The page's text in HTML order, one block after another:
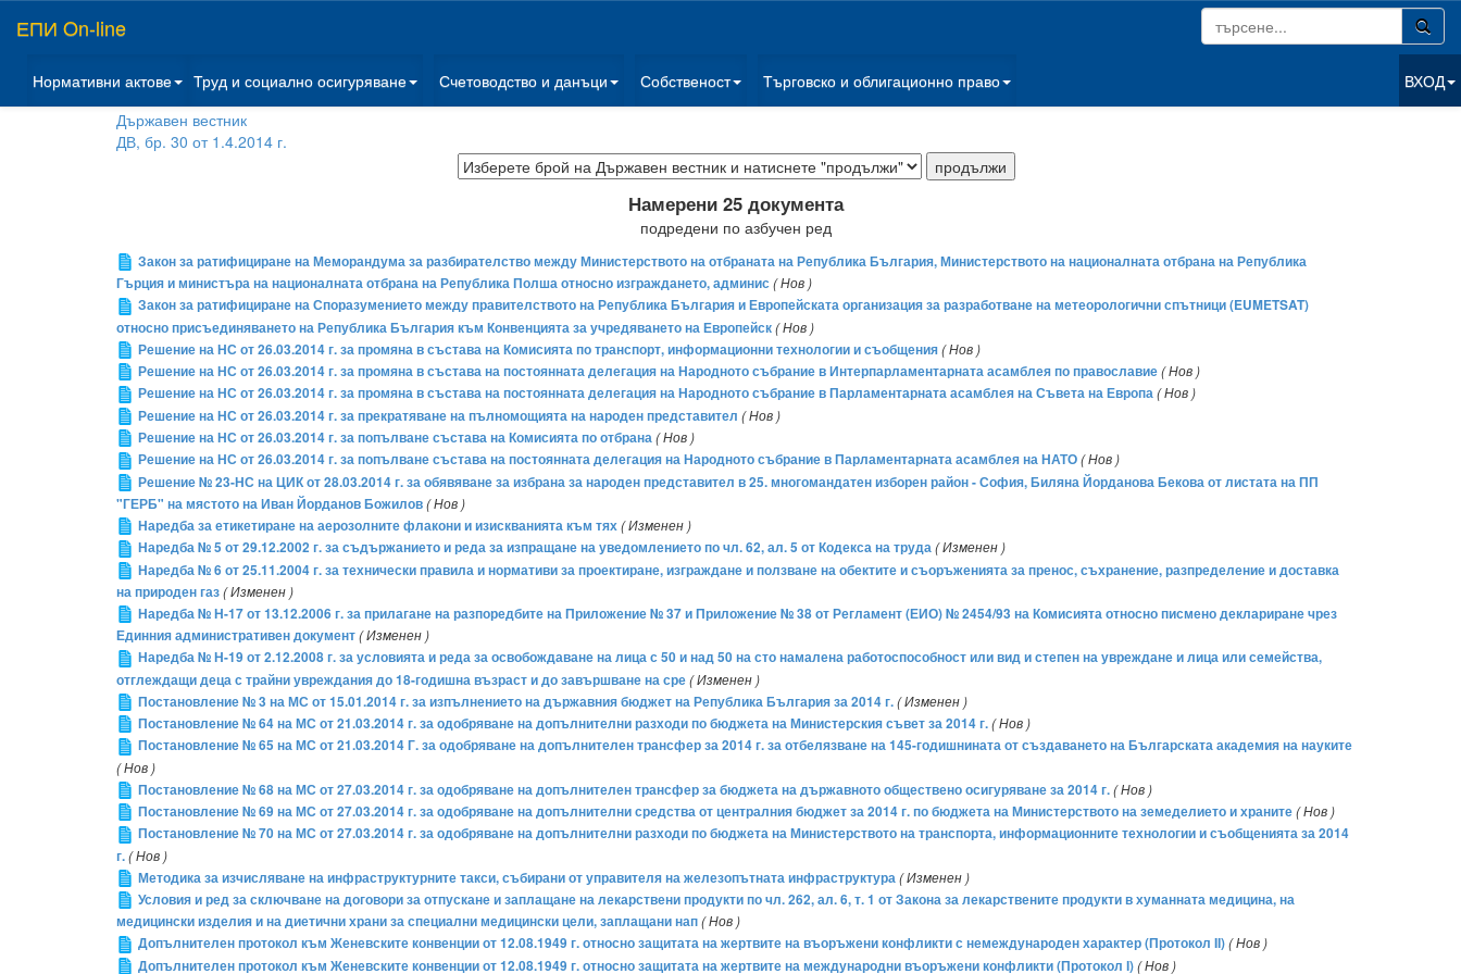
ЕПИ On-line
Нормативни актове Труд и социално осигуряване Счетоводство и данъци Собственост Търговско и облигационно право
ВХОД
Държавен вестник
ДВ, бр. 30 от 1.4.2014 г.
Намерени 25 документа
подредени по азбучен ред
Закон за ратифициране на Меморандума за разбирателство между Министерството на отбраната на Република България, Министерството на националната отбрана на Република
Гърция и министъра на националната отбрана на Република Полша относно изграждането, админис( Нов )
Закон за ратифициране на Споразумението между правителството на Република България и Европейската организация за разработване на метеорологични спътници (EUMETSAT)
относно присъединяването на Република България към Конвенцията за учредяването на Европейск( Нов )
Решение на НС от 26.03.2014 г. за промяна в състава на Комисията по транспорт, информационни технологии и съобщения( Нов )
Решение на НС от 26.03.2014 г. за промяна в състава на постоянната делегация на Народното събрание в Интерпарламентарната асамблея по православие( Нов )
Решение на НС от 26.03.2014 г. за промяна в състава на постоянната делегация на Народното събрание в Парламентарната асамблея на Съвета на Европа( Нов )
Решение на НС от 26.03.2014 г. за прекратяване на пълномощията на народен представител ( Нов )
Решение на НС от 26.03.2014 г. за попълване състава на Комисията по отбрана( Нов )
Решение на НС от 26.03.2014 г. за попълване състава на постоянната делегация на Народното събрание в Парламентарната асамблея на НАТО( Нов )
Решение № 23-НС на ЦИК от 28.03.2014 г. за обявяване за избрана за народен представител в 25. многомандатен изборен район - София, Биляна Йорданова Бекова от листата на ПП
"ГЕРБ" на мястото на Иван Йорданов Божилов( Нов )
Наредба за етикетиране на аерозолните флакони и изискванията към тях( Изменен )
Наредба № 5 от 29.12.2002 г. за съдържанието и реда за изпращане на уведомлението по чл. 62, ал. 5 от Кодекса на труда( Изменен )
Наредба № 6 от 25.11.2004 г. за технически правила и нормативи за проектиране, изграждане и ползване на обектите и съоръженията за пренос, съхранение, разпределение и доставка
на природен газ( Изменен )
Наредба № Н-17 от 13.12.2006 г. за прилагане на разпоредбите на Приложение № 37 и Приложение № 38 от Регламент (ЕИО) № 2454/93 на Комисията относно писмено деклариране чрез
Единния административен документ( Изменен )
Наредба № Н-19 от 2.12.2008 г. за условията и реда за освобождаване на лица с 50 и над 50 на сто намалена работоспособност или вид и степен на увреждане и лица или семейства,
отглеждащи деца с трайни увреждания до 18-годишна възраст и до завършване на сре( Изменен )
Постановление № 3 на МС от 15.01.2014 г. за изпълнението на държавния бюджет на Република България за 2014 г.( Изменен )
Постановление № 64 на МС от 21.03.2014 г. за одобряване на допълнителни разходи по бюджета на Министерския съвет за 2014 г.( Нов )
Постановление № 65 на МС от 21.03.2014 Г. за одобряване на допълнителен трансфер за 2014 г. за отбелязване на 145-годишнината от създаването на Българската академия на науките
( Нов )
Постановление № 68 на МС от 27.03.2014 г. за одобряване на допълнителен трансфер за бюджета на държавното обществено осигуряване за 2014 г.( Нов )
Постановление № 69 на МС от 27.03.2014 г. за одобряване на допълнителни средства от централния бюджет за 2014 г. по бюджета на Министерството на земеделието и храните( Нов )
Постановление № 70 на МС от 27.03.2014 г. за одобряване на допълнителни разходи по бюджета на Министерството на транспорта, информационните технологии и съобщенията за 2014
г.( Нов )
Методика за изчисляване на инфраструктурните такси, събирани от управителя на железопътната инфраструктура( Изменен )
Условия и ред за сключване на договори за отпускане и заплащане на лекарствени продукти по чл. 262, ал. 6, т. 1 от Закона за лекарствените продукти в хуманната медицина, на
медицински изделия и на диетични храни за специални медицински цели, заплащани нап( Нов )
Допълнителен протокол към Женевските конвенции от 12.08.1949 г. относно защитата на жертвите на въоръжени конфликти с немеждународен характер (Протокол IІ)( Нов )
Допълнителен протокол към Женевските конвенции от 12.08.1949 г. относно защитата на жертвите на международни въоръжени конфликти (Протокол І)( Нов )